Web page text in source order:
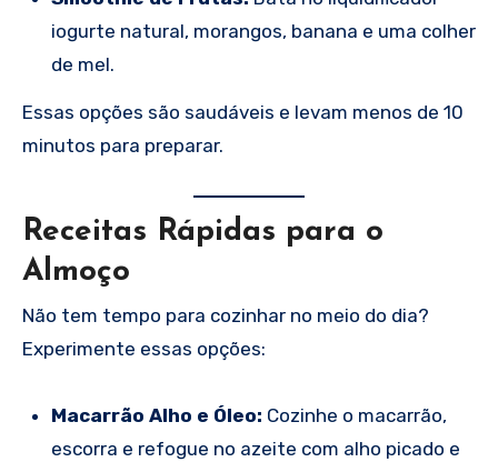
iogurte natural, morangos, banana e uma colher
de mel.
Essas opções são saudáveis e levam menos de 10
minutos para preparar.
Receitas Rápidas para o
Almoço
Não tem tempo para cozinhar no meio do dia?
Experimente essas opções:
Macarrão Alho e Óleo: Cozinhe o macarrão,
escorra e refogue no azeite com alho picado e